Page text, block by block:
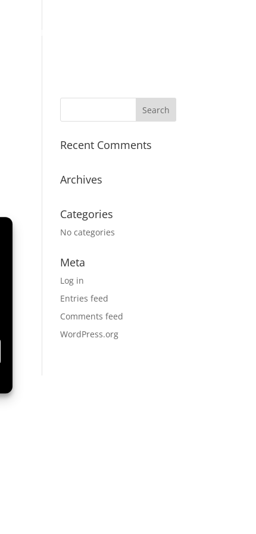
Recent Comments
Archives
Categories
No categories
Meta
Log in
Entries feed
Comments feed
WordPress.org